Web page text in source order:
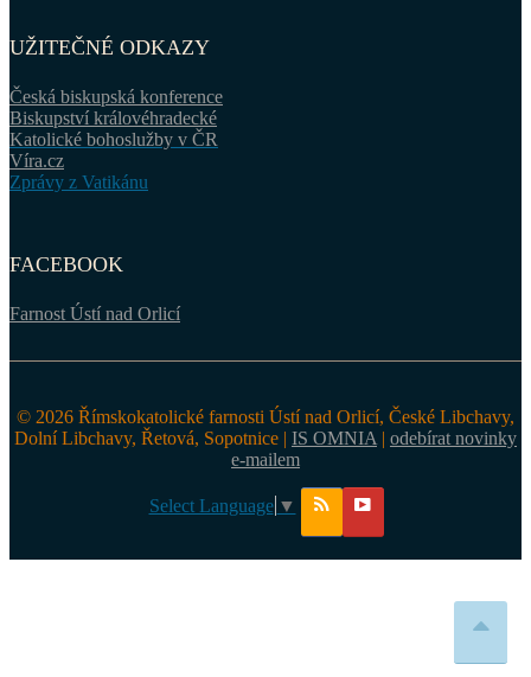
UŽITEČNÉ ODKAZY
Česká biskupská konference
Biskupství královéhradecké
Katolické bohoslužby v ČR
Víra.cz
Zprávy z Vatikánu
FACEBOOK
Farnost Ústí nad Orlicí
© 2026 Římskokatolické farnosti Ústí nad Orlicí, České Libchavy,
Dolní Libchavy, Řetová, Sopotnice | IS OMNIA | odebírat novinky
e-mailem
Select Language ▼